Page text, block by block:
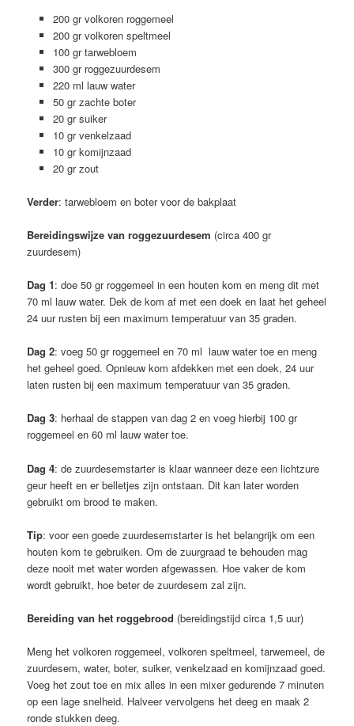
200 gr volkoren roggemeel
200 gr volkoren speltmeel
100 gr tarwebloem
300 gr roggezuurdesem
220 ml lauw water
50 gr zachte boter
20 gr suiker
10 gr venkelzaad
10 gr komijnzaad
20 gr zout
Verder: tarwebloem en boter voor de bakplaat
Bereidingswijze van roggezuurdesem (circa 400 gr
zuurdesem)
Dag 1: doe 50 gr roggemeel in een houten kom en meng dit met
70 ml lauw water. Dek de kom af met een doek en laat het geheel
24 uur rusten bij een maximum temperatuur van 35 graden.
Dag 2: voeg 50 gr roggemeel en 70 ml lauw water toe en meng
het geheel goed. Opnieuw kom afdekken met een doek, 24 uur
laten rusten bij een maximum temperatuur van 35 graden.
Dag 3: herhaal de stappen van dag 2 en voeg hierbij 100 gr
roggemeel en 60 ml lauw water toe.
Dag 4: de zuurdesemstarter is klaar wanneer deze een lichtzure
geur heeft en er belletjes zijn ontstaan. Dit kan later worden
gebruikt om brood te maken.
Tip: voor een goede zuurdesemstarter is het belangrijk om een
houten kom te gebruiken. Om de zuurgraad te behouden mag
deze nooit met water worden afgewassen. Hoe vaker de kom
wordt gebruikt, hoe beter de zuurdesem zal zijn.
Bereiding van het roggebrood (bereidingstijd circa 1,5 uur)
Meng het volkoren roggemeel, volkoren speltmeel, tarwemeel, de
zuurdesem, water, boter, suiker, venkelzaad en komijnzaad goed.
Voeg het zout toe en mix alles in een mixer gedurende 7 minuten
op een lage snelheid. Halveer vervolgens het deeg en maak 2
ronde stukken deeg.